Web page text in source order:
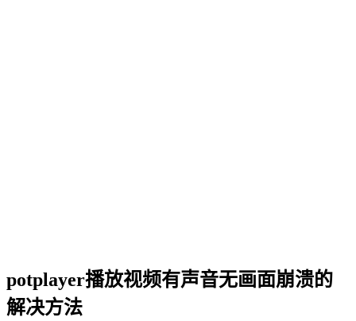
potplayer播放视频有声音无画面崩溃的
解决方法